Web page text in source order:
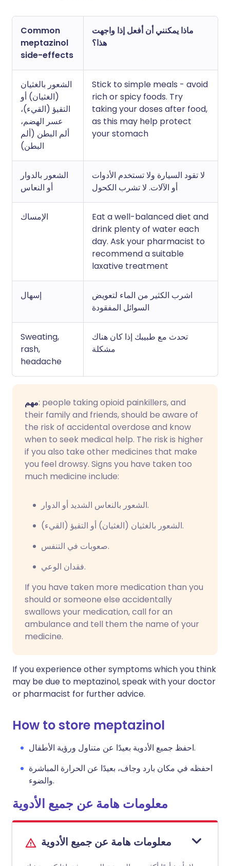
Common
meptazinol
side-effects
ماذا يمكنني أن أفعل إذا واجهت
هذا؟
الشعور بالغثيان
(الغثيان) أو
التقيؤ (القيء)،
عسر الهضم،
ألم البطن (ألم
البطن)
Stick to simple meals - avoid
rich or spicy foods. Try
taking your doses after food,
as this may help protect
your stomach
الشعور بالدوار
أو النعاس
لا تقود السيارة ولا تستخدم الأدوات
أو الآلات. لا تشرب الكحول
الإمساك
Eat a well-balanced diet and
drink plenty of water each
day. Ask your pharmacist to
recommend a suitable
laxative treatment
إسهال
اشرب الكثير من الماء لتعويض
السوائل المفقودة
Sweating,
rash,
headache
تحدث مع طبيبك إذا كان هناك
مشكلة
مهم: people taking opioid painkillers, and
their family and friends, should be aware of
the risk of accidental overdose and know
when to seek medical help. The risk is higher
if you also take other medicines that make
you feel drowsy. Signs you have taken too
much medicine include:
الشعور بالنعاس الشديد أو الدوار.
الشعور بالغثيان (الغثيان) أو التقيؤ (القيء).
صعوبات في التنفس.
فقدان الوعي.
If you have taken more medication than you
should or someone else accidentally
swallows your medication, call for an
ambulance and tell them the name of your
medicine.
If you experience other symptoms which you think
may be due to meptazinol, speak with your doctor
or pharmacist for further advice.
How to store meptazinol
احفظ جميع الأدوية بعيدًا عن متناول ورؤية الأطفال.
احفظه في مكان بارد وجاف، بعيدًا عن الحرارة المباشرة
والضوء.
معلومات هامة عن جميع الأدوية
معلومات هامة عن جميع الأدوية